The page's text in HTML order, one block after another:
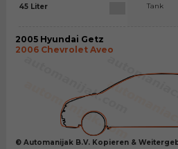
45 Liter Tank
2005 Hyundai Getz
2006 Chevrolet Aveo
© Automanijak B.V. Kopieren &